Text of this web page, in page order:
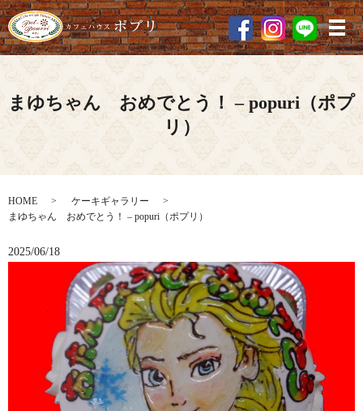
メ
まゆちゃん おめでとう！ – popuri（ポプ
リ）
HOME
ケーキギャラリー
まゆちゃん おめでとう！ – popuri（ポプリ）
2025/06/18